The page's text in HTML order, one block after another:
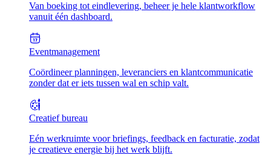
Van boeking tot eindlevering, beheer je hele klantworkflow
vanuit één dashboard.
Eventmanagement
Coördineer planningen, leveranciers en klantcommunicatie
zonder dat er iets tussen wal en schip valt.
Creatief bureau
Eén werkruimte voor briefings, feedback en facturatie, zodat
je creatieve energie bij het werk blijft.